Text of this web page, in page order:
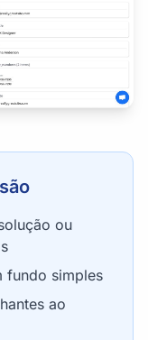
ou
fundo simples
ao